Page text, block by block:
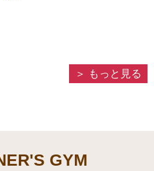
は
ベス
もっと見る
GYM